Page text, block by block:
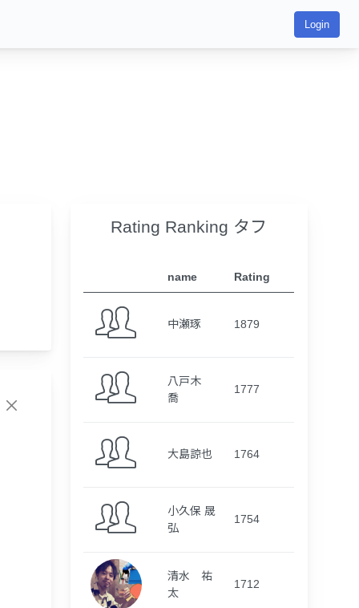
Login
Rating Ranking タフ
name Rating
中瀬琢 1879
八戸木
喬
1777
大島諒也 1764
小久保 晟
弘
1754
清水 祐
太
1712